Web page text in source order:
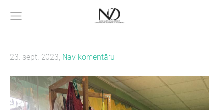
23. sept. 2023, Nav komentāru